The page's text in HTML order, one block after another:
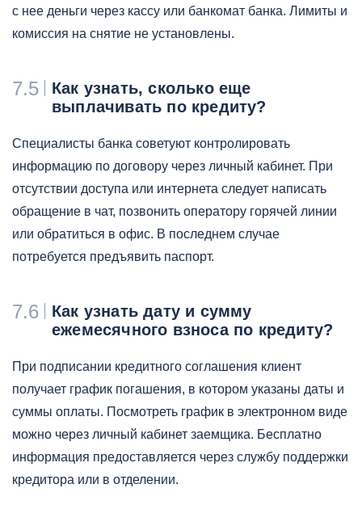
с нее деньги через кассу или банкомат банка. Лимиты и
комиссия на снятие не установлены.
7.5
Как узнать, сколько еще
выплачивать по кредиту?
Специалисты банка советуют контролировать
информацию по договору через личный кабинет. При
отсутствии доступа или интернета следует написать
обращение в чат, позвонить оператору горячей линии
или обратиться в офис. В последнем случае
потребуется предъявить паспорт.
7.6
Как узнать дату и сумму
ежемесячного взноса по кредиту?
При подписании кредитного соглашения клиент
получает график погашения, в котором указаны даты и
суммы оплаты. Посмотреть график в электронном виде
можно через личный кабинет заемщика. Бесплатно
информация предоставляется через службу поддержки
кредитора или в отделении.